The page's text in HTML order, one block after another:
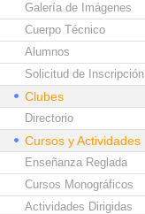
Galería de Imágenes
Cuerpo Técnico
Alumnos
Solicitud de Inscripción
Clubes
Directorio
Cursos y Actividades
Enseñanza Reglada
Cursos Monográficos
Actividades Dirigidas